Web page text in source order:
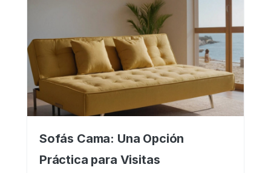
Sofás Cama: Una Opción
Práctica para Visitas